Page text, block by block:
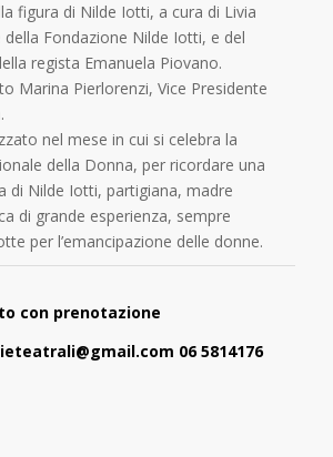
figura di Nilde Iotti, a cura di Livia
Fondazione Nilde Iotti, e del
regista Emanuela Piovano.
Marina Pierlorenzi, Vice Presidente
nel mese in cui si celebra la
della Donna, per ricordare una
di Nilde Iotti, partigiana, madre
di grande esperienza, sempre
per l’emancipazione delle donne.
con prenotazione
06 5814176